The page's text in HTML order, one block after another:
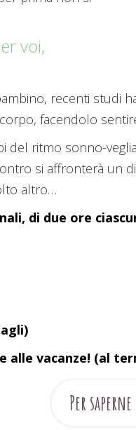
voi,
recenti studi
facendolo
ritmo sonno-
si affronterà un
altro…
di due ore
vacanze! (al
Per